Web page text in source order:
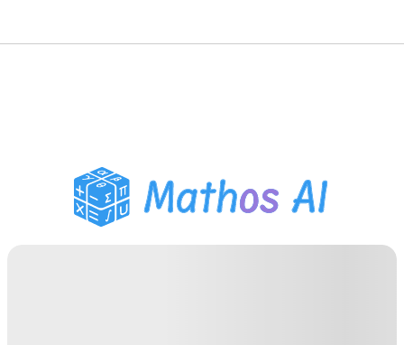
Помічник з домашнім
завданням PDF